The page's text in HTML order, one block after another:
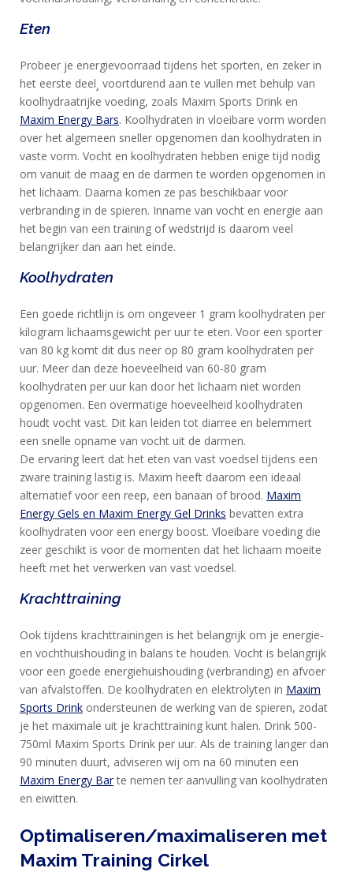
Eten
Probeer je energievoorraad tijdens het sporten, en zeker in
het eerste deel¸ voortdurend aan te vullen met behulp van
koolhydraatrijke voeding, zoals Maxim Sports Drink en
Maxim Energy Bars. Koolhydraten in vloeibare vorm worden
over het algemeen sneller opgenomen dan koolhydraten in
vaste vorm. Vocht en koolhydraten hebben enige tijd nodig
om vanuit de maag en de darmen te worden opgenomen in
het lichaam. Daarna komen ze pas beschikbaar voor
verbranding in de spieren. Inname van vocht en energie aan
het begin van een training of wedstrijd is daarom veel
belangrijker dan aan het einde.
Koolhydraten
Een goede richtlijn is om ongeveer 1 gram koolhydraten per
kilogram lichaamsgewicht per uur te eten. Voor een sporter
van 80 kg komt dit dus neer op 80 gram koolhydraten per
uur. Meer dan deze hoeveelheid van 60-80 gram
koolhydraten per uur kan door het lichaam niet worden
opgenomen. Een overmatige hoeveelheid koolhydraten
houdt vocht vast. Dit kan leiden tot diarree en belemmert
een snelle opname van vocht uit de darmen.
De ervaring leert dat het eten van vast voedsel tijdens een
zware training lastig is. Maxim heeft daarom een ideaal
alternatief voor een reep, een banaan of brood. Maxim
Energy Gels en Maxim Energy Gel Drinks bevatten extra
koolhydraten voor een energy boost. Vloeibare voeding die
zeer geschikt is voor de momenten dat het lichaam moeite
heeft met het verwerken van vast voedsel.
Krachttraining
Ook tijdens krachttrainingen is het belangrijk om je energie-
en vochthuishouding in balans te houden. Vocht is belangrijk
voor een goede energiehuishouding (verbranding) en afvoer
van afvalstoffen. De koolhydraten en elektrolyten in Maxim
Sports Drink ondersteunen de werking van de spieren, zodat
je het maximale uit je krachttraining kunt halen. Drink 500-
750ml Maxim Sports Drink per uur. Als de training langer dan
90 minuten duurt, adviseren wij om na 60 minuten een
Maxim Energy Barte nemen ter aanvulling van koolhydraten
en eiwitten.
Optimaliseren/maximaliseren met
Maxim Training Cirkel